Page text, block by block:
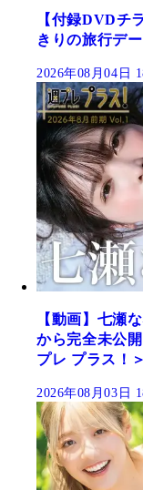
【付録DVDチ
きりの旅行デ
2026年08月04日
【動画】七瀬
から完全未公
プレ プラス！＞
2026年08月03日